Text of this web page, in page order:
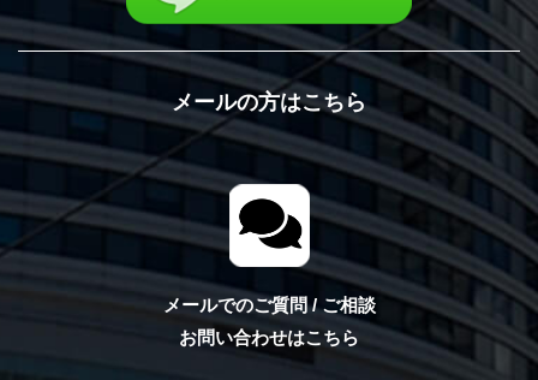
メールの方はこちら
メールでのご質問 / ご相談
お問い合わせはこちら